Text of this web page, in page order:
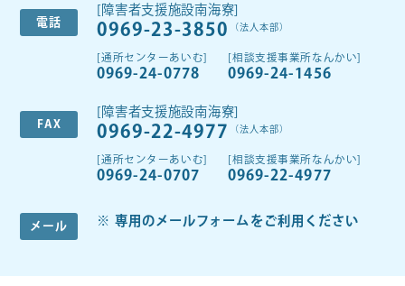
電話
[障害者支援施設南海寮]
0969-23-3850 （法人本部）
[通所センターあいむ]
0969-24-0778
[相談支援事業所なんかい]
0969-24-1456
FAX
[障害者支援施設南海寮]
0969-22-4977 （法人本部）
[通所センターあいむ]
0969-24-0707
[相談支援事業所なんかい]
0969-22-4977
メール 専用のメールフォームをご利用ください